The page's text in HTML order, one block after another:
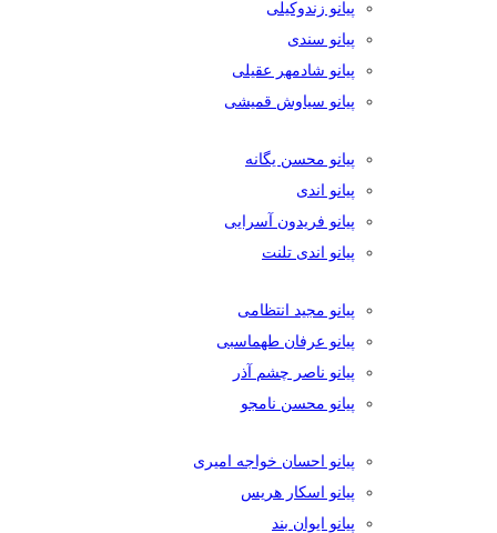
پیانو زندوکیلی
پیانو سندی
پیانو شادمهر عقیلی
پیانو سیاوش قمیشی
پیانو محسن یگانه
پیانو اندی
پیانو فریدون آسرایی
پیانو اندی تلنت
پیانو مجید انتظامی
پیانو عرفان طهماسبی
پیانو ناصر چشم آذر
پیانو محسن نامجو
پیانو احسان خواجه امیری
پیانو اسکار هریس
پیانو ایوان بند